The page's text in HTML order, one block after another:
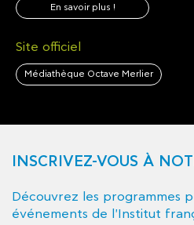
En savoir plus !
Site officiel
Médiathèque Octave Merlier
INSCRIVEZ-VOUS À
Découvrez les programmes
événements de l'Institut